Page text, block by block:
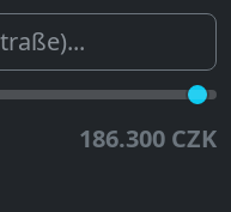
186.300 CZK